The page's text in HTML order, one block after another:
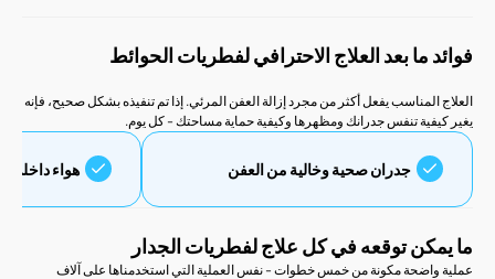
ما بعد العلاج الاحترافي لفطريات الحوائط
يفعل أكثر من مجرد إزالة العفن المرئي. إذا تم تنفيذه بشكل صحيح، فإنه
تنفس جدرانك ومظهرها وكيفية حماية مساحتك - كل يوم.
جدران صحية وخالية من العفن هواء داخلي نظيف
توقعه في كل علاج لفطريات الجدار
مكونة من خمس خطوات - نفس العملية التي استخدمناها على آلاف